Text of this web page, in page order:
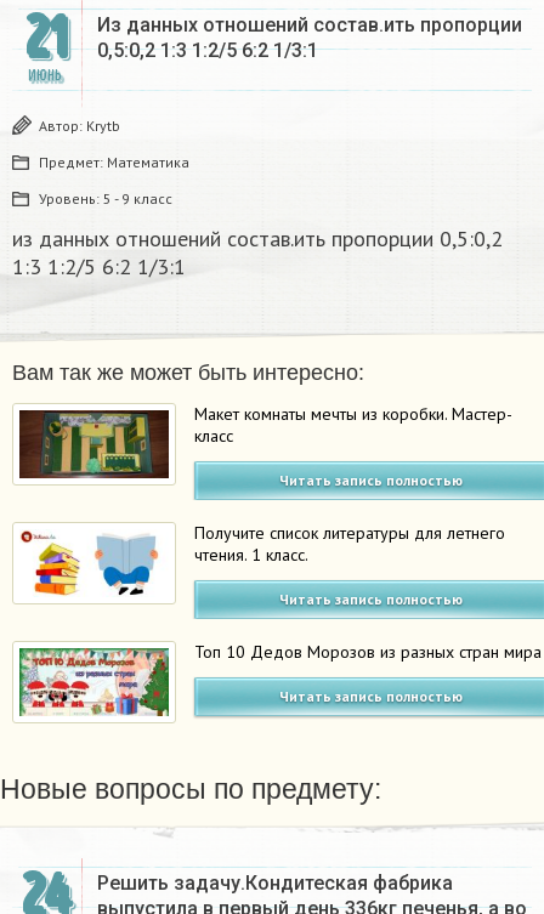
21
ИЮНЬ
Из данных отношений состав.ить пропорции
0,5:0,2 1:3 1:2/5 6:2 1/3:1​
Автор: Krytb
Предмет: Математика
Уровень: 5 - 9 класс
из данных отношений состав.ить пропорции 0,5:0,2
1:3 1:2/5 6:2 1/3:1​
Вам так же может быть интересно:
Макет комнаты мечты из коробки. Мастер-
класс
Читать запись полностью
Получите список литературы для летнего
чтения. 1 класс.
Читать запись полностью
Топ 10 Дедов Морозов из разных стран мира
Читать запись полностью
Новые вопросы по предмету:
24
Решить задачу.Кондитеская фабрика
выпустила в первый день 336кг печенья, а во